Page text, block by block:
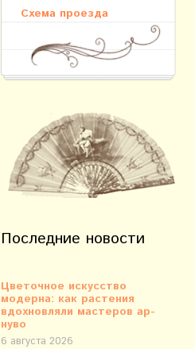
Схема проезда
Последние новости
Цветочное искусство
модерна: как растения
вдохновляли мастеров ар-
нуво
6 августа 2026